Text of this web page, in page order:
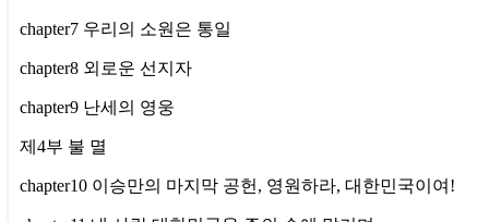
chapter7 우리의 소원은 통일
chapter8 외로운 선지자
chapter9 난세의 영웅
제4부 불 멸
chapter10 이승만의 마지막 공헌, 영원하라, 대한민국이여!